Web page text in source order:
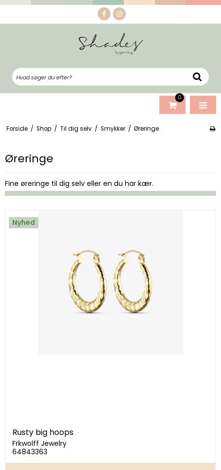
0
Forside / Shop / Til dig selv / Smykker / Øreringe
Øreringe
Fine øreringe til dig selv eller en du har kær.
Nyhed
Rusty big hoops
Frkwolff Jewelry
64843363